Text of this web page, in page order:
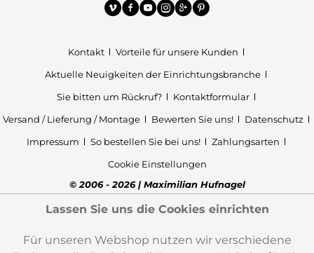
Kontakt
Vorteile für unsere Kunden
Aktuelle Neuigkeiten der Einrichtungsbranche
Sie bitten um Rückruf?
Kontaktformular
Versand / Lieferung / Montage
Bewerten Sie uns!
Datenschutz
Impressum
So bestellen Sie bei uns!
Zahlungsarten
Cookie Einstellungen
© 2006 - 2026 | Maximilian Hufnagel
Lassen Sie uns die Cookies einrichten
Für unseren Webshop nutzen wir verschiedene